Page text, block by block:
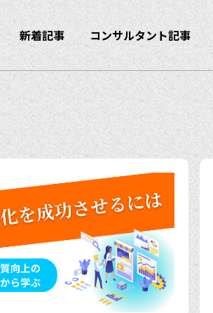
新着記事 コンサルタント記事